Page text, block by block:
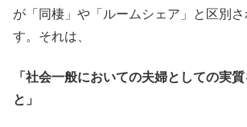
が「同棲」や「ルームシェア」と区別さ
す。それは、
「社会一般においての夫婦としての実
と」